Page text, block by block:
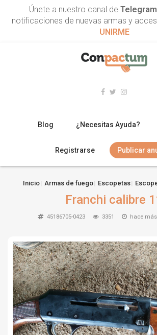
Únete a nuestro canal de Telegram
notificaciones de nuevas armas y
UNIRME
Blog ¿Necesitas Ayuda?
Registrarse Publicar
ARMAS CORTAS
TIRO Y COMPETICIÓN
AIRE COMPRIMIDO
OTRAS ARMAS
ACCESORIOS
Inicio Armas de fuego Escopetas
Franchi calibre
45186705-0423 3351 hace